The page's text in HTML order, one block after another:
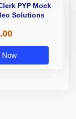
PYP Mock
Solutions
Now